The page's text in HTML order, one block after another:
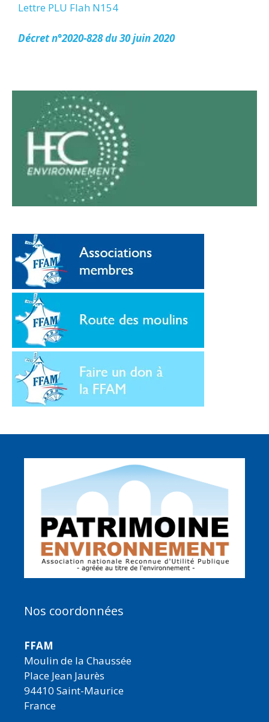
Lettre PLU Flah N154
Décret n°2020-828 du 30 juin 2020
Nos coordonnées
FFAM
Moulin de la Chaussée
Place Jean Jaurès
94410 Saint-Maurice
France